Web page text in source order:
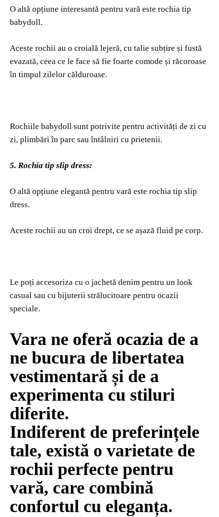
O altă opțiune interesantă pentru vară este rochia tip
babydoll.
Aceste rochii au o croială lejeră, cu talie subțire și fustă
evazată, ceea ce le face să fie foarte comode și răcoroase
în timpul zilelor călduroase.
Rochiile babydoll sunt potrivite pentru activități de zi cu
zi, plimbări în parc sau întâlniri cu prietenii.
5. Rochia tip slip dress:
O altă opțiune elegantă pentru vară este rochia tip slip
dress.
Aceste rochii au un croi drept, ce se așază fluid pe corp.
Le poți accesoriza cu o jachetă denim pentru un look
casual sau cu bijuterii strălucitoare pentru ocazii
speciale.
Vara ne oferă ocazia de a
ne bucura de libertatea
vestimentară și de a
experimenta cu stiluri
diferite.
Indiferent de preferințele
tale, există o varietate de
rochii perfecte pentru
vară, care combină
confortul cu eleganța.